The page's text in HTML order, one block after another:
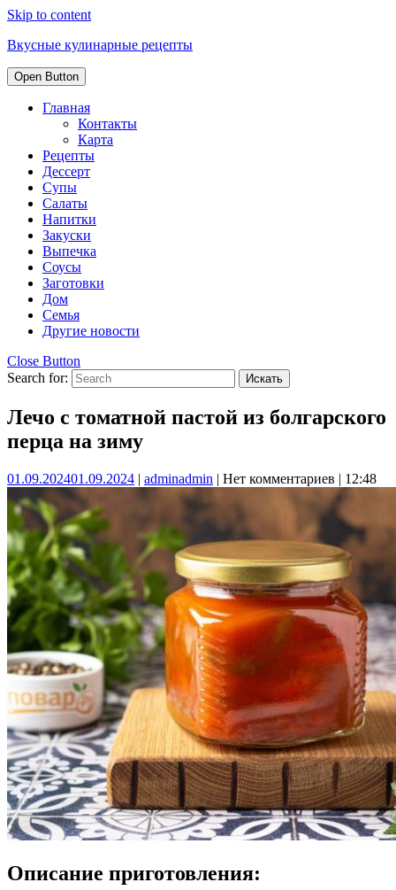
Skip to content
Вкусные кулинарные рецепты
Open Button
Главная
Контакты
Карта
Рецепты
Дессерт
Супы
Салаты
Напитки
Закуски
Выпечка
Соусы
Заготовки
Дом
Семья
Другие новости
Close Button
Search for:
Лечо с томатной пастой из болгарского
перца на зиму
01.09.202401.09.2024 | adminadmin | Нет комментариев | 12:48
Описание приготовления: